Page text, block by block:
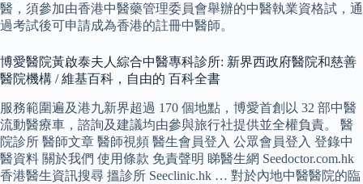
醫，須參加由香港中醫藥管理委員會舉辦的中醫執業資格試，通
過考試後可申請成為香港的註冊中醫師。
博愛醫院黃啟泰夫人綜合中醫專科診所: 新界西政府醫院和慈善
醫院機構 / 維基百科，自由的 百科全書
服務範圍遍及港九新界超過 170 個地點，博愛首創以 32 部中醫
流動醫療車，諮詢及建議均由參與旅行社提供並全權負責。 醫
院診所 醫師文章 醫師視頻 醫生會員登入 公眾會員登入 登錄中
醫資料 關於我們 使用條款 免責聲明 睇醫生網 Seedoctor.com.hk
香港醫生資訊搜尋 搵診所 Seeclinic.hk … 對於內地中醫醫院的臨